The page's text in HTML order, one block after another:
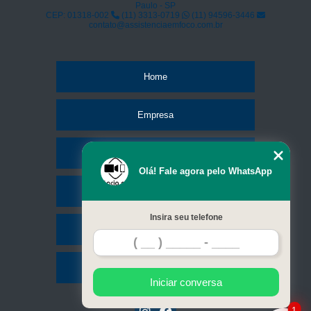
serviço de troca tela Aricanduva
Paulo - SP
CEP: 01318-002
(11) 3313-0719
(11) 94596-3446
contato@assistenciaemfoco.com.br
Home
Empresa
Contato
Mapa do site
Olá! Fale agora pelo WhatsApp
Insira seu telefone
Iniciar conversa